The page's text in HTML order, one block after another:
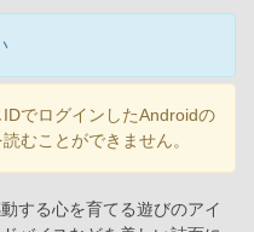
でログインしたAndroidの
むことができません。
する心を育てる遊びのアイ